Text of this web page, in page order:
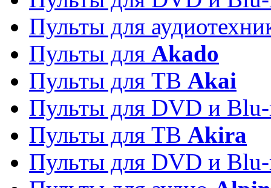
Пульты для
Пульты для Akado
Пульты для ТВ Akai
Пульты для DVD и
Пульты для ТВ Akira
Пульты для DVD и